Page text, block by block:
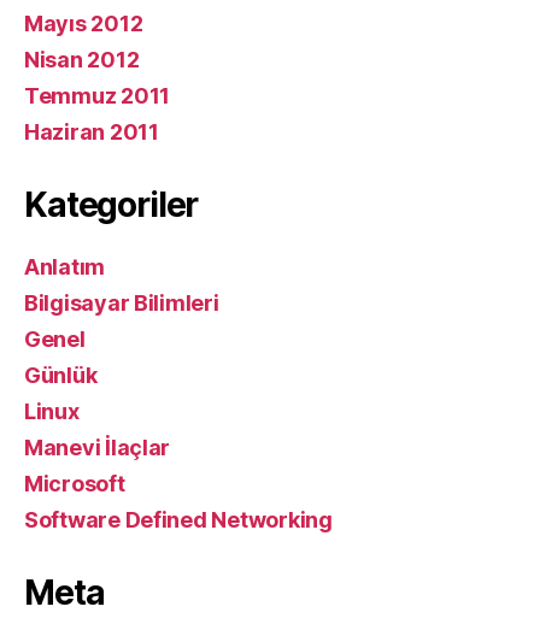
Mayıs 2012
Nisan 2012
Temmuz 2011
Haziran 2011
Kategoriler
Anlatım
Bilgisayar Bilimleri
Genel
Günlük
Linux
Manevi İlaçlar
Microsoft
Software Defined Networking
Meta